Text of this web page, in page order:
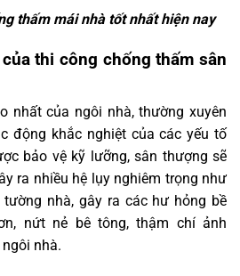
thấm mái nhàtốt nhất hiện nay
thi công chống thấm sân
nhất của ngôi nhà, thường xuyên
động khắc nghiệt của các yếu tố
bảo vệ kỹ lưỡng, sân thượng sẽ
ra nhiều hệ lụy nghiêm trọng như
nhà, gây ra các hư hỏng bề
nứt nẻ bê tông, thậm chí ảnh
nhà.